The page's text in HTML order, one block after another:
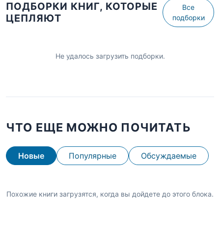
ПОДБОРКИ КНИГ, КОТОРЫЕ
ЦЕПЛЯЮТ
Все
подборки
Не удалось загрузить подборки.
ЧТО ЕЩЕ МОЖНО ПОЧИТАТЬ
Новые Популярные Обсуждаемые
Похожие книги загрузятся, когда вы дойдете до этого блока.